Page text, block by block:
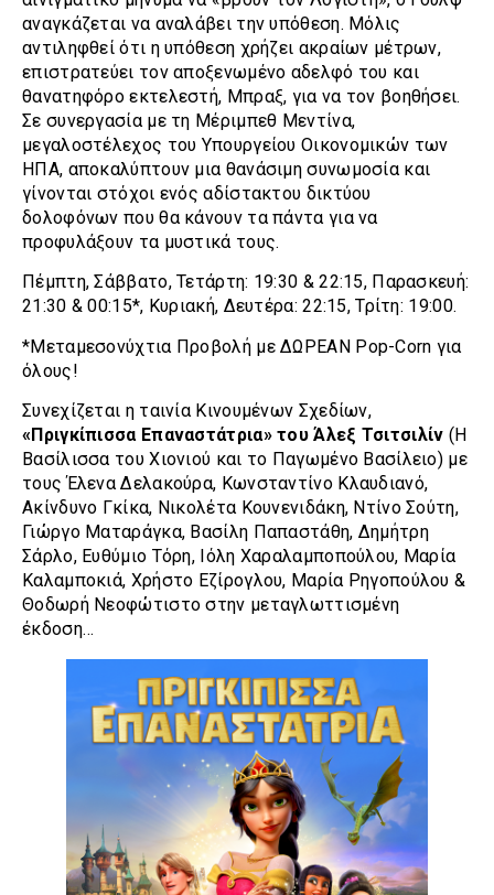
αναγκάζεται να αναλάβει την υπόθεση. Μόλις
αντιληφθεί ότι η υπόθεση χρήζει ακραίων μέτρων,
επιστρατεύει τον αποξενωμένο αδελφό του και
θανατηφόρο εκτελεστή, Μπραξ, για να τον βοηθήσει.
Σε συνεργασία με τη Μέριμπεθ Μεντίνα,
μεγαλοστέλεχος του Υπουργείου Οικονομικών των
ΗΠΑ, αποκαλύπτουν μια θανάσιμη συνωμοσία και
γίνονται στόχοι ενός αδίστακτου δικτύου
δολοφόνων που θα κάνουν τα πάντα για να
προφυλάξουν τα μυστικά τους.
Πέμπτη, Σάββατο, Τετάρτη: 19:30 & 22:15, Παρασκευή:
21:30 & 00:15*, Κυριακή, Δευτέρα: 22:15, Τρίτη: 19:00.
*Μεταμεσονύχτια Προβολή με ΔΩΡΕΑΝ Pop-Corn για
όλους!
Συνεχίζεται η ταινία Κινουμένων Σχεδίων,
«Πριγκίπισσα Επαναστάτρια» του Άλεξ Τσιτσιλίν (Η
Βασίλισσα του Χιονιού και το Παγωμένο Βασίλειο) με
τους Έλενα Δελακούρα, Κωνσταντίνο Κλαυδιανό,
Ακίνδυνο Γκίκα, Νικολέτα Κουνενιδάκη, Ντίνο Σούτη,
Γιώργο Ματαράγκα, Βασίλη Παπαστάθη, Δημήτρη
Σάρλο, Ευθύμιο Τόρη, Ιόλη Χαραλαμποπούλου, Μαρία
Καλαμποκιά, Χρήστο Εζίρογλου, Μαρία Ρηγοπούλου &
Θοδωρή Νεοφώτιστο στην μεταγλωττισμένη
έκδοση…